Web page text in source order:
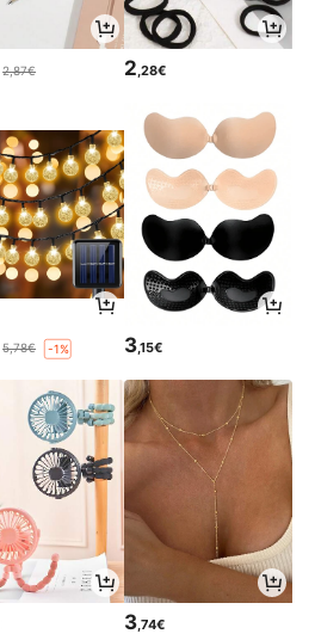
2,87€ 2 ,28€
5,78€ -1% 3,15€
3,74€